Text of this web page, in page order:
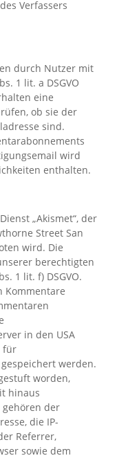
Verfassers
durch Nutzer mit
1 lit. a DSGVO
eine
ob sie der
sind.
wird
enthalten.
„Akismet“, der
Street San
wird. Die
berechtigten
1 lit. f) DSGVO.
Kommentare
in den USA
für
werden.
worden,
hinaus
gehören der
die IP-
Referrer,
sowie dem